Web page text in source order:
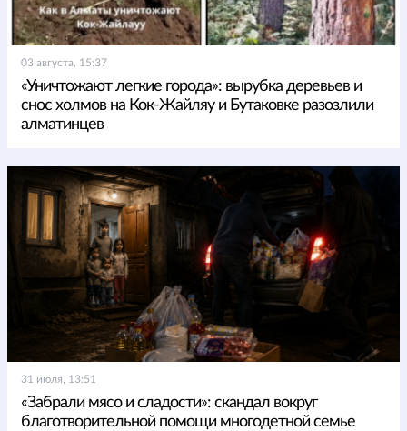
03 августа, 15:37
«Уничтожают легкие города»: вырубка деревьев и
снос холмов на Кок-Жайляу и Бутаковке разозлили
алматинцев
31 июля, 13:51
«Забрали мясо и сладости»: скандал вокруг
благотворительной помощи многодетной семье